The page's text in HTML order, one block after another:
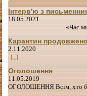
Інтерв'ю з
18.05.2021
«Час минає й
Карантин
2.11.2020
[...]
Оголошення
11.05.2019
ОГОЛОШЕННЯ Всім, хто